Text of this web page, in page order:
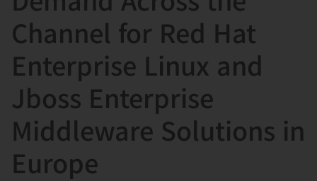
Channel for Red Hat
Enterprise Linux and
Jboss Enterprise
Middleware Solutions in
Europe